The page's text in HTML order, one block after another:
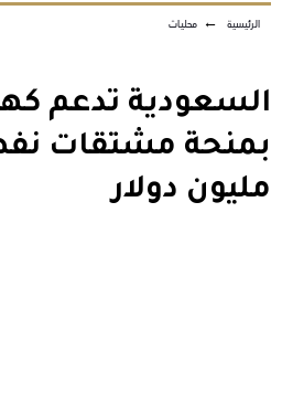
الرئيسية ← محليات
السعودية تدعم
مليون دولار